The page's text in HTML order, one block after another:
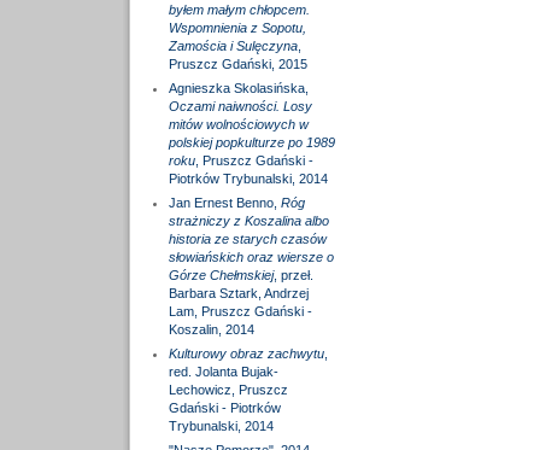
byłem małym chłopcem.
Wspomnienia z Sopotu,
Zamościa i Sulęczyna,
Pruszcz Gdański, 2015
Agnieszka Skolasińska,
Oczami naiwności. Losy
mitów wolnościowych w
polskiej popkulturze po 1989
roku, Pruszcz Gdański -
Piotrków Trybunalski, 2014
Jan Ernest Benno, Róg
strażniczy z Koszalina albo
historia ze starych czasów
słowiańskich oraz wiersze o
Górze Chełmskiej, przeł.
Barbara Sztark, Andrzej
Lam, Pruszcz Gdański -
Koszalin, 2014
Kulturowy obraz zachwytu,
red. Jolanta Bujak-
Lechowicz, Pruszcz
Gdański - Piotrków
Trybunalski, 2014